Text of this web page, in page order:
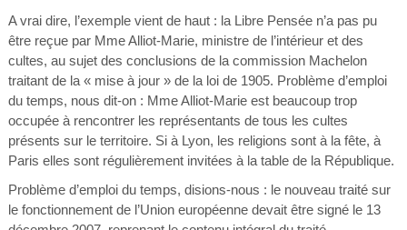
A vrai dire, l’exemple vient de haut : la Libre Pensée n’a pas pu
être reçue par Mme Alliot-Marie, ministre de l’intérieur et des
cultes, au sujet des conclusions de la commission Machelon
traitant de la « mise à jour » de la loi de 1905. Problème d’emploi
du temps, nous dit-on : Mme Alliot-Marie est beaucoup trop
occupée à rencontrer les représentants de tous les cultes
présents sur le territoire. Si à Lyon, les religions sont à la fête, à
Paris elles sont régulièrement invitées à la table de la République.
Problème d’emploi du temps, disions-nous : le nouveau traité sur
le fonctionnement de l’Union européenne devait être signé le 13